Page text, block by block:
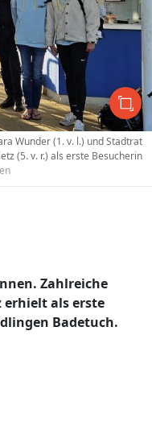
Wunder (1. v. l.) und Stadtrat
(5. v. r.) als erste Besucherin
Zahlreiche
erhielt als erste
Badetuch.